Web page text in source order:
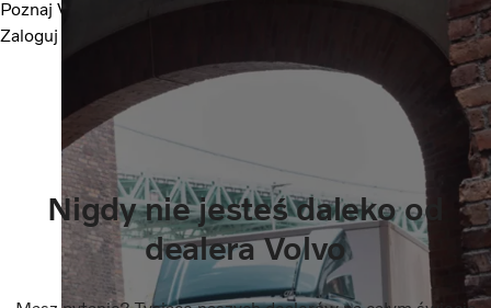
Poznaj Volvo Connect
Zaloguj się do Volvo Connect
Nigdy nie jesteś daleko od
dealera Volvo